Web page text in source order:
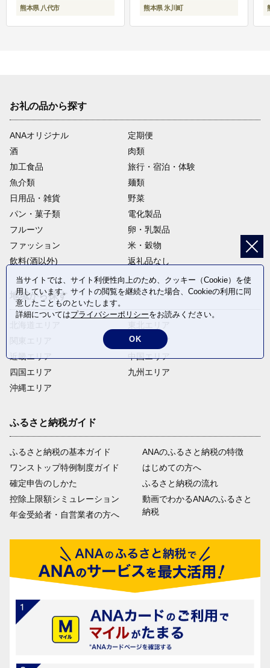
熊本県 八代市 熊本県 氷川町
お礼の品から探す
ANAオリジナル
定期便
酒
肉類
加工食品
旅行・宿泊・体験
魚介類
麺類
日用品・雑貨
野菜
パン・菓子類
電化製品
フルーツ
卵・乳製品
ファッション
米・穀物
飲料(酒以外)
返礼品なし
地域から探す
近畿エリア
四国エリア
沖縄エリア
中部エリア
中国エリア
九州エリア
ふるさと納税ガイド
ふるさと納税の基本ガイド
ワンストップ特例制度ガイド
確定申告のしかた
控除上限額シミュレーション
年金受給者・自営業者の方へ
ANAのふるさと納税の特徴
はじめての方へ
ふるさと納税の流れ
動画でわかるANAのふるさと
納税
当サイトでは、サイト利便性向上のため、クッキー（Cookie）を使
用しています。サイトの閲覧を継続された場合、Cookieの利用に同
意したことものといたします。
詳細についてはプライバシーポリシーをお読みください。
OK